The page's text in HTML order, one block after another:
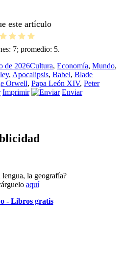
este artículo
7; promedio: 5.
de 2026Categorías
Cultura, Economía, Mundo,
, Apocalipsis, Babel, Blade
Orwell, Papa León XIV, Peter
Imprimir Enviar
lengua, la geografía?
aquí
- Libros gratis